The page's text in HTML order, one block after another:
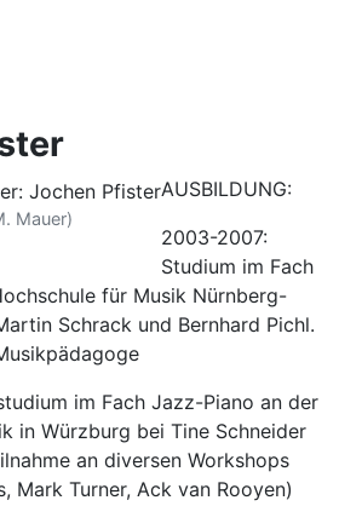
Mauer)
AUSBILDUNG:
2003-2007:
Studium im Fach
für Musik Nürnberg-
Schrack und Bernhard Pichl.
im Fach Jazz-Piano an der
in Würzburg bei Tine Schneider
an diversen Workshops
Mark Turner, Ack van Rooyen)